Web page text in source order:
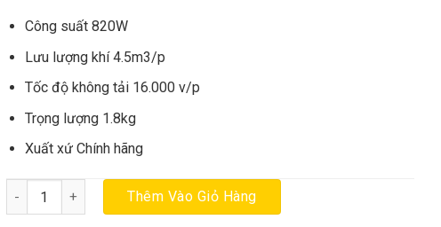
Công suất 820W
Lưu lượng khí 4.5m3/p
Tốc độ không tải 16.000 v/p
Trọng lượng 1.8kg
Xuất xứ Chính hãng
Máy thổi hơi cầm tay Dewalt DWB6800-B1 820W chính hãng số lượng
Thêm Vào Giỏ Hàng